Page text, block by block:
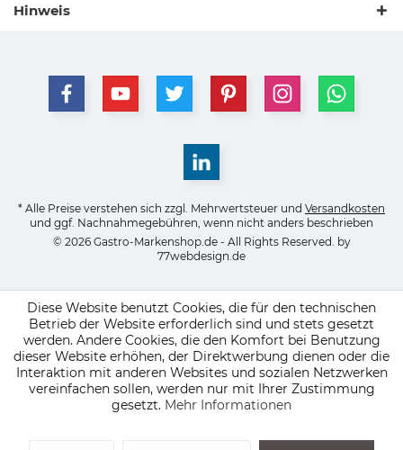
Hinweis
* Alle Preise verstehen sich zzgl. Mehrwertsteuer und Versandkosten
und ggf. Nachnahmegebühren, wenn nicht anders beschrieben
© 2026 Gastro-Markenshop.de - All Rights Reserved. by
77webdesign.de
Diese Website benutzt Cookies, die für den technischen
Betrieb der Website erforderlich sind und stets gesetzt
werden. Andere Cookies, die den Komfort bei Benutzung
dieser Website erhöhen, der Direktwerbung dienen oder die
Interaktion mit anderen Websites und sozialen Netzwerken
vereinfachen sollen, werden nur mit Ihrer Zustimmung
gesetzt. Mehr Informationen